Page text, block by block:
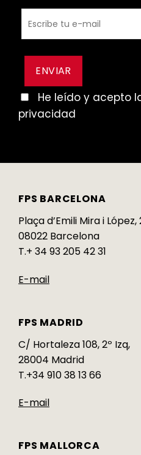
He leído y acepto
privacidad
FPS BARCELONA
Plaça d’Emili Mira i López,
08022 Barcelona
T.+ 34 93 205 42 31
E-mail
FPS MADRID
C/ Hortaleza 108, 2º Izq,
28004 Madrid
T.+34 910 38 13 66
E-mail
FPS MALLORCA